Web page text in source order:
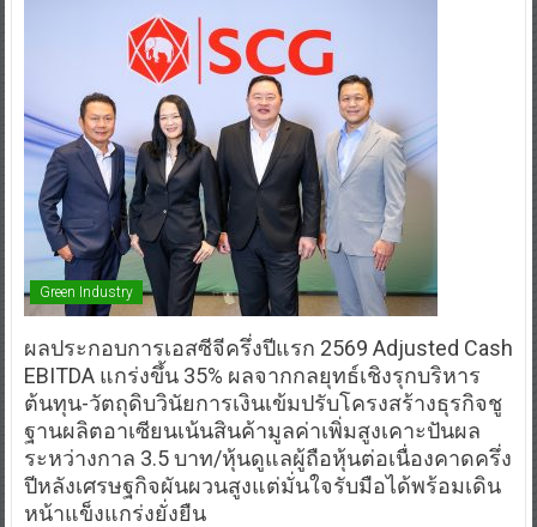
Green Industry
ผลประกอบการเอสซีจีครึ่งปีแรก 2569 Adjusted Cash
EBITDA แกร่งขึ้น 35% ผลจากกลยุทธ์เชิงรุกบริหาร
ต้นทุน-วัตถุดิบวินัยการเงินเข้มปรับโครงสร้างธุรกิจชู
ฐานผลิตอาเซียนเน้นสินค้ามูลค่าเพิ่มสูงเคาะปันผล
ระหว่างกาล 3.5 บาท/หุ้นดูแลผู้ถือหุ้นต่อเนื่องคาดครึ่ง
ปีหลังเศรษฐกิจผันผวนสูงแต่มั่นใจรับมือได้พร้อมเดิน
หน้าแข็งแกร่งยั่งยืน